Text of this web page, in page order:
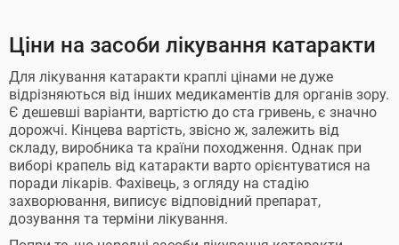
Ціни на засоби лікування катаракти
Для лікування катаракти краплі цінами не дуже
відрізняються від інших медикаментів для органів зору.
Є дешевші варіанти, вартістю до ста гривень, є значно
дорожчі. Кінцева вартість, звісно ж, залежить від
складу, виробника та країни походження. Однак при
виборі крапель від катаракти варто орієнтуватися на
поради лікарів. Фахівець, з огляду на стадію
захворювання, виписує відповідний препарат,
дозування та терміни лікування.